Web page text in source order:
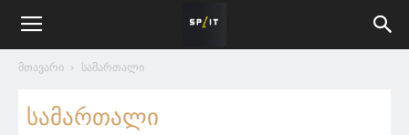
მთავარი სამართალი
სამართალი